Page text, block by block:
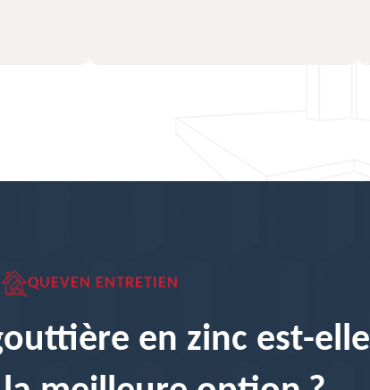
QUEVEN ENTRETIEN
en zinc est-elle